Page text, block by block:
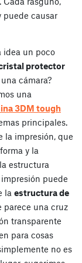
puede causar
idea un poco
protector
cámara?
una
3DM tough
principales.
la impresión, que
y la
estructura
puede
la estructura de
parece una cruz
transparente
para cosas
no es